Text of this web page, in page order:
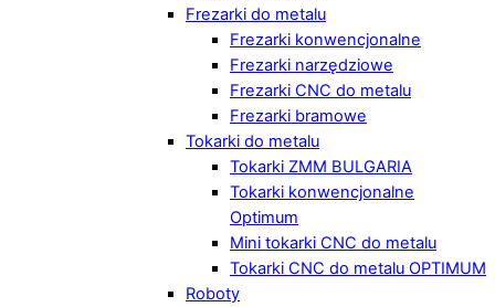
Frezarki do metalu
Frezarki konwencjonalne
Frezarki narzędziowe
Frezarki CNC do metalu
Frezarki bramowe
Tokarki do metalu
Tokarki ZMM BULGARIA
Tokarki konwencjonalne
Optimum
Mini tokarki CNC do metalu
Tokarki CNC do metalu OPTIMUM
Roboty